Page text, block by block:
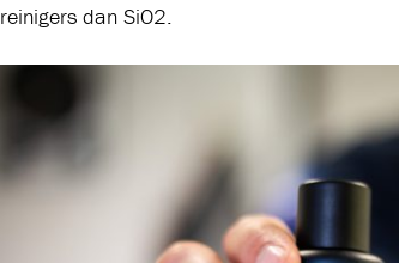
reinigers dan SiO2.